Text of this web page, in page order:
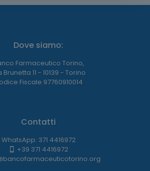
Dove siamo:
Farmaceutico Torino,
Brunetta 11 - 10139 - Torino
Fiscale 97760910014
Contatti
WhatsApp: 371 4416972
+39 371 4416972